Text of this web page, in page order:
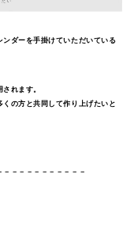
ダーを手掛けていただいている
れます。
の方と共同して作り上げたいと
－－－－－－－－－－